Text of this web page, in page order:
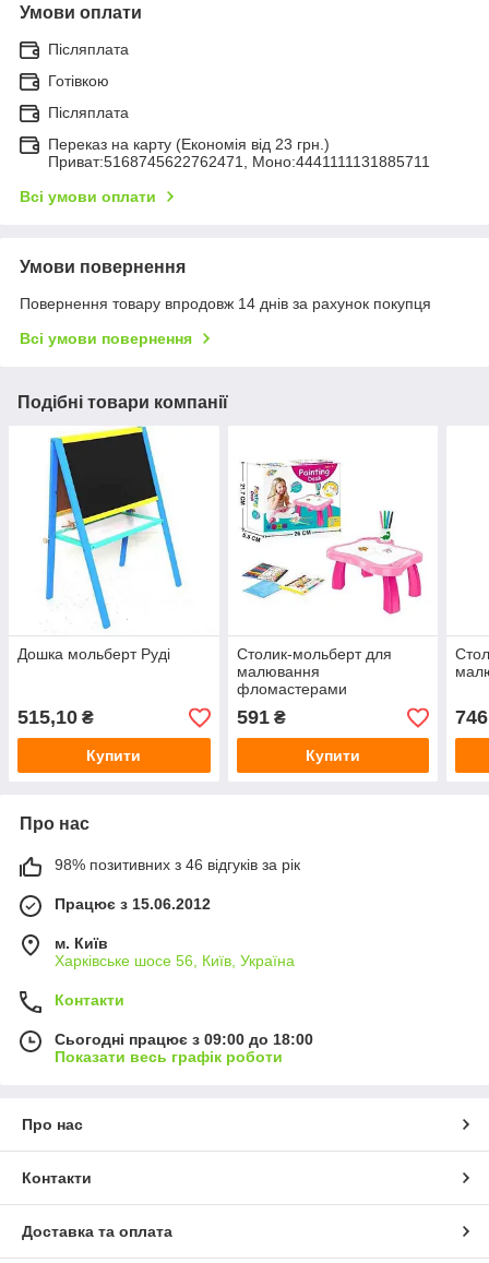
Умови оплати
Післяплата
Готівкою
Післяплата
Переказ на карту (Економія від 23 грн.)
Приват:5168745622762471, Моно:4441111131885711
Всі умови оплати
Умови повернення
Повернення товару впродовж 14 днів за рахунок покупця
Всі умови повернення
Подібні товари компанії
Дошка мольберт Руді
515,10 ₴
Купити
Столик-мольберт для
малювання
фломастерами
591₴
Купити
746
Про нас
98% позитивних з 46 відгуків за рік
Працює з 15.06.2012
м. Київ
Харківське шосе 56, Київ, Україна
Контакти
Сьогодні працює з 09:00 до 18:00
Показати весь графік роботи
Про нас
Контакти
Доставка та оплата